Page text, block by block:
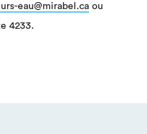
eau@mirabel.ca ou
4233.